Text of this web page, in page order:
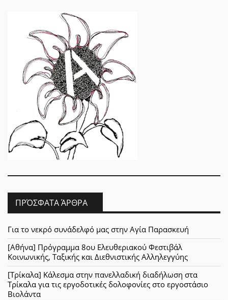
ΠΡΌΣΦΑΤΑ ΆΡΘΡΑ
Για το νεκρό συνάδελφό μας στην Αγία Παρασκευή
[Αθήνα] Πρόγραμμα 8ου Ελευθεριακού Φεστιβάλ
Κοινωνικής, Ταξικής και Διεθνιστικής Αλληλεγγύης
[Τρίκαλα] Κάλεσμα στην πανελλαδική διαδήλωση στα
Τρίκαλα για τις εργοδοτικές δολοφονίες στο εργοστάσιο
Βιολάντα